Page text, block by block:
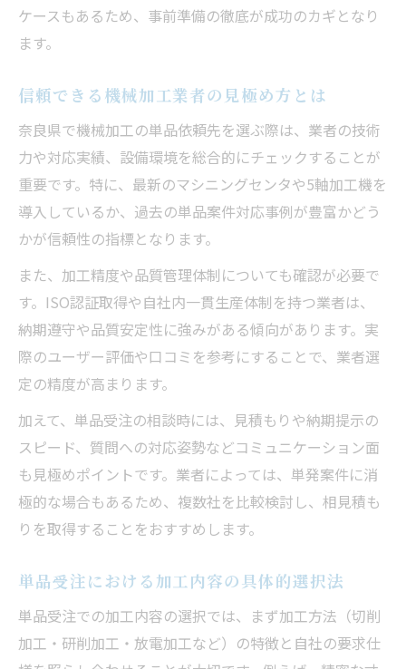
機械加工単品依頼時のコスト比較手法を解
奈良県の機械加工市場最新動向を徹底解説
機械加工単品受注における県内事業所の特
徴
奈良県の産業施策と機械加工の連携事例
地域支援策が機械加工現場に与える効果と
は
注目集まる奈良県の機械加工技術革新トレ
ンド
ケースもあるため、事前準備の徹底が成功のカギとなり
ます。
信頼できる機械加工業者の見極め方とは
奈良県で機械加工の単品依頼先を選ぶ際は、業者の技術
力や対応実績、設備環境を総合的にチェックすることが
重要です。特に、最新のマシニングセンタや5軸加工機を
導入しているか、過去の単品案件対応事例が豊富かどう
かが信頼性の指標となります。
また、加工精度や品質管理体制についても確認が必要で
す。ISO認証取得や自社内一貫生産体制を持つ業者は、
納期遵守や品質安定性に強みがある傾向があります。実
際のユーザー評価や口コミを参考にすることで、業者選
定の精度が高まります。
加えて、単品受注の相談時には、見積もりや納期提示の
スピード、質問への対応姿勢などコミュニケーション面
も見極めポイントです。業者によっては、単発案件に消
極的な場合もあるため、複数社を比較検討し、相見積も
りを取得することをおすすめします。
単品受注における加工内容の具体的選択法
単品受注での加工内容の選択では、まず加工方法（切削
加工・研削加工・放電加工など）の特徴と自社の要求仕